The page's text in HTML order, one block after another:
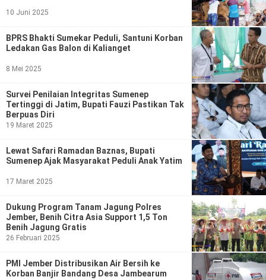
10 Juni 2025
BPRS Bhakti Sumekar Peduli, Santuni Korban
Ledakan Gas Balon di Kalianget
8 Mei 2025
Survei Penilaian Integritas Sumenep
Tertinggi di Jatim, Bupati Fauzi Pastikan Tak
Berpuas Diri
19 Maret 2025
Lewat Safari Ramadan Baznas, Bupati
Sumenep Ajak Masyarakat Peduli Anak Yatim
17 Maret 2025
Dukung Program Tanam Jagung Polres
Jember, Benih Citra Asia Support 1,5 Ton
Benih Jagung Gratis
26 Februari 2025
PMI Jember Distribusikan Air Bersih ke
Korban Banjir Bandang Desa Jambearum